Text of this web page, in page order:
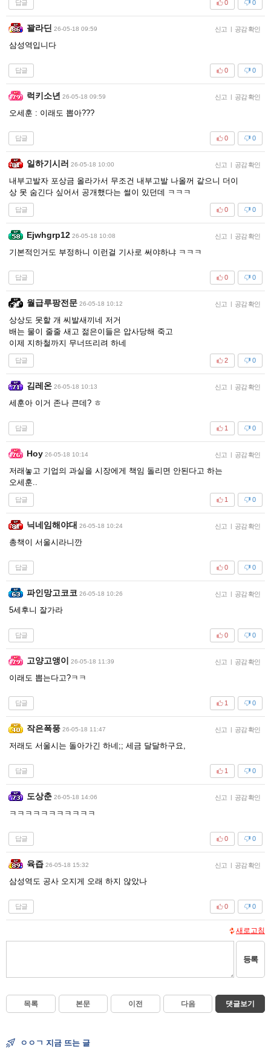
답글 0
0
꽐라딘 26-05-18 09:59 신고 | 공감 확인
삼성역입니다
답글 0
0
럭키소년 26-05-18 09:59 신고 | 공감 확인
오세훈 : 이래도 뽑아???
답글 0
0
일하기시러 26-05-18 10:00 신고 | 공감 확인
내부고발자 포상금 올라가서 무조건 내부고발 나올꺼 같으니 더이
상 못 숨긴다 싶어서 공개했다는 썰이 있던데 ㅋㅋㅋ
답글 0
0
Ejwhgrp12 26-05-18 10:08 신고 | 공감 확인
기본적인거도 부정하니 이런걸 기사로 써야하냐 ㅋㅋㅋ
답글 0
0
월급루팡전문 26-05-18 10:12 신고 | 공감 확인
상상도 못할 개 씨발새끼네 저거
배는 물이 줄줄 새고 젊은이들은 압사당해 죽고
이제 지하철까지 무너뜨리려 하네
답글 0
2
김레온 26-05-18 10:13 신고 | 공감 확인
세훈아 이거 존나 큰데? ㅎ
답글 0
1
Hoy 26-05-18 10:14 신고 | 공감 확인
저래놓고 기업의 과실을 시장에게 책임 돌리면 안된다고 하는
오세훈..
답글 0
1
닉네임해야대 26-05-18 10:24 신고 | 공감 확인
총책이 서울시라니깐
답글 0
0
파인망고코코 26-05-18 10:26 신고 | 공감 확인
5세후니 잘가라
답글 0
0
고양고앵이 26-05-18 11:39 신고 | 공감 확인
이래도 뽑는다고?ㅋㅋ
답글 0
1
작은폭풍 26-05-18 11:47 신고 | 공감 확인
저래도 서울시는 돌아가긴 하네;; 세금 달달하구요,
답글 0
1
도상춘 26-05-18 14:06 신고 | 공감 확인
ㅋㅋㅋㅋㅋㅋㅋㅋㅋㅋㅋ
답글 0
0
육즙 26-05-18 15:32 신고 | 공감 확인
삼성역도 공사 오지게 오래 하지 않았나
답글 0
0
새로고침
등록
목록 본문 이전 다음 댓글보기
ㅇㅇㄱ 지금 뜨는 글